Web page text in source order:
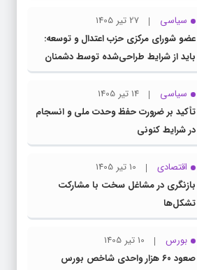
سیاسی
27 تیر 1405
عضو شورای مرکزی حزب اعتدال و توسعه:
باید از شرایط طراحی‌شده توسط دشمنان
عبور کنیم
سیاسی
14 تیر 1405
تأکید بر ضرورت حفظ وحدت ملی و انسجام
در شرایط کنونی
اقتصادی
10 تیر 1405
بازنگری در مشاغل سخت با مشارکت
تشکل‌ها
بورس
10 تیر 1405
صعود ۶۰ هزار واحدی شاخص بورس